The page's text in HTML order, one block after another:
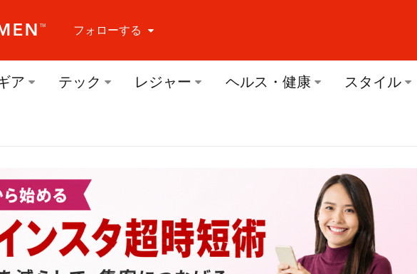
フォローする
フォローする Facebook
ア テック レジャー ヘルス・健康 スタイル